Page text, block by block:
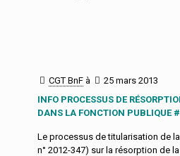
CGT BnF à
25 mars 2013
INFO PROCESSUS DE
DANS LA FONCTION PUBLIQUE
Le processus de titularisation de
n° 2012-347) sur la résorption de